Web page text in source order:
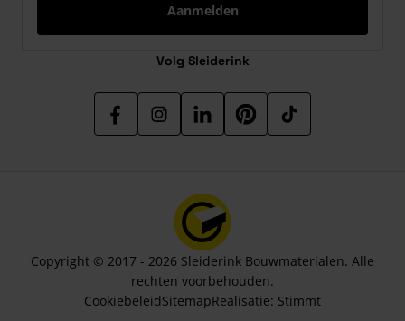
Aanmelden
Volg Sleiderink
Copyright © 2017 - 2026 Sleiderink Bouwmaterialen. Alle
rechten voorbehouden.
CookiebeleidSitemapRealisatie: Stimmt